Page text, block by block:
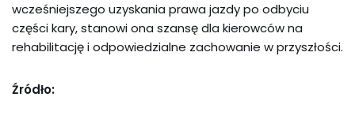
wcześniejszego uzyskania prawa jazdy po odbyciu
części kary, stanowi ona szansę dla kierowców na
rehabilitację i odpowiedzialne zachowanie w przyszłości.
Źródło: